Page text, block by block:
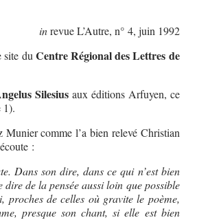
inrevue L’Autre, n° 4, juin 1992
site du Centre Régional des Lettres de
Silesiusaux éditions Arfuyen, ce
1).
Munier comme l’a bien relevé Christian
:
Dans son dire, dans ce qui n’est bien
de la pensée aussi loin que possible
proches de celles où gravite le poème,
presque son chant, si elle est bien